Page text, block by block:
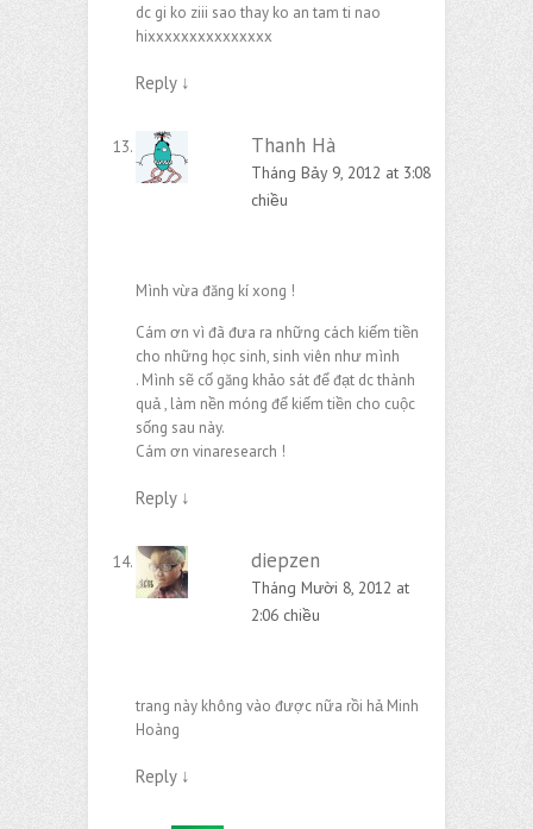
dc gi ko ziii sao thay ko an tam ti nao
hixxxxxxxxxxxxxxx
Reply ↓
Thanh Hà
Tháng Bảy 9, 2012 at 3:08
chiều
Mình vừa đăng kí xong !
Cám ơn vì đã đưa ra những cách kiếm tiền
cho những học sinh, sinh viên như mình
. Mình sẽ cố găng khảo sát để đạt dc thành
quả , làm nền móng để kiếm tiền cho cuộc
sống sau này.
Cám ơn vinaresearch !
Reply ↓
diepzen
Tháng Mười 8, 2012 at
2:06 chiều
trang này không vào được nữa rồi hả Minh
Hoàng
Reply ↓